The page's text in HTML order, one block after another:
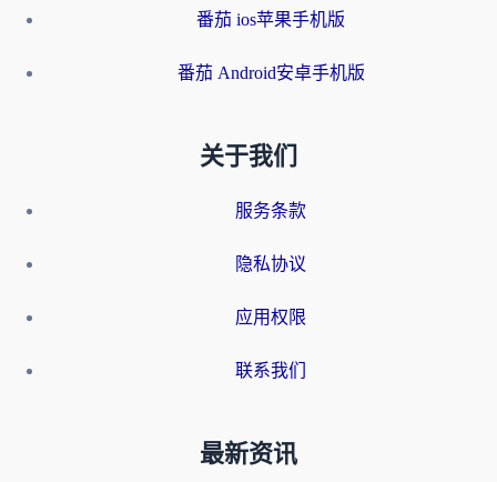
番茄 ios苹果手机版
番茄 Android安卓手机版
关于我们
服务条款
隐私协议
应用权限
联系我们
最新资讯